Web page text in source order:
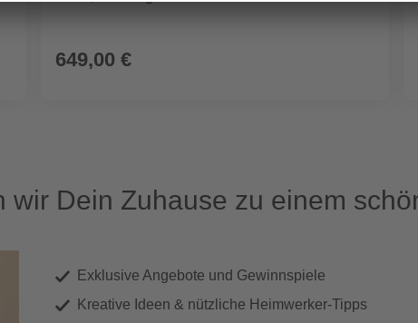
649,00 €
Dein Zuhause zu einem
Exklusive Angebote und Gewinnspiele
Kreative Ideen & nützliche Heimwerker-Tipps